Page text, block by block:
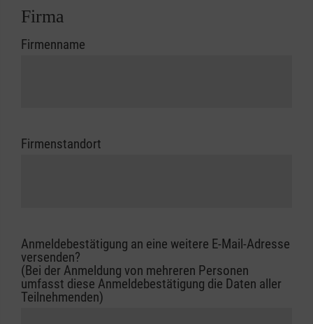
Firma
Firmenname
Firmenstandort
Anmeldebestätigung an eine weitere E-Mail-Adresse
versenden?
(Bei der Anmeldung von mehreren Personen
umfasst diese Anmeldebestätigung die Daten aller
Teilnehmenden)